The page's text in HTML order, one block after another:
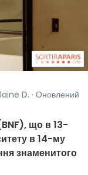
D. · Оновлений
що в 13-
в 14-му
знаменитого